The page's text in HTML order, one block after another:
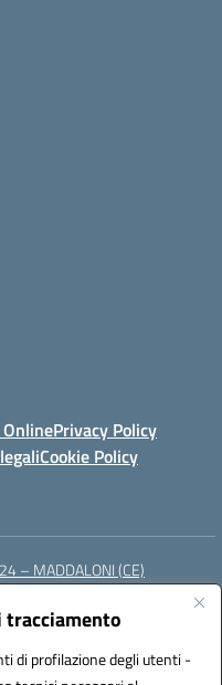
di profilazione degli utenti -
Privacy Policy
Cookie Policy
– MADDALONI (CE)